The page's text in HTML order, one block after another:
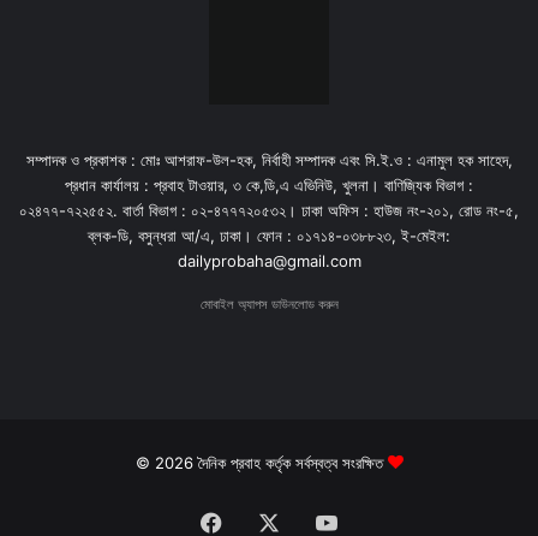
সম্পাদক ও প্রকাশক : মোঃ আশরাফ-উল-হক, নির্বাহী সম্পাদক এবং সি.ই.ও : এনামুল হক সাহেদ,
প্রধান কার্যালয় : প্রবাহ টাওয়ার, ৩ কে,ডি,এ এভিনিউ, খুলনা। বাণিজ্যিক বিভাগ :
০২৪৭৭-৭২২৫৫২. বার্তা বিভাগ : ০২-৪৭৭৭২০৫৩২। ঢাকা অফিস : হাউজ নং-২০১, রোড নং-৫,
ব্লক-ডি, বসুন্ধরা আ/এ, ঢাকা। ফোন : ০১৭১৪-০৩৮৮২৩, ই-মেইল:
dailyprobaha@gmail.com
মোবাইল অ্যাপস ডাউনলোড করুন
© 2026 দৈনিক প্রবাহ কর্তৃক সর্বস্বত্ব সংরক্ষিত
Facebook